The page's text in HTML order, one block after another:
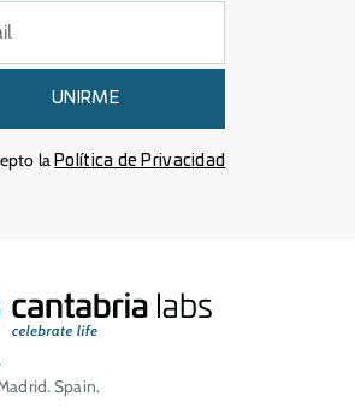
UNIRME
laPolítica de Privacidad
Spain.